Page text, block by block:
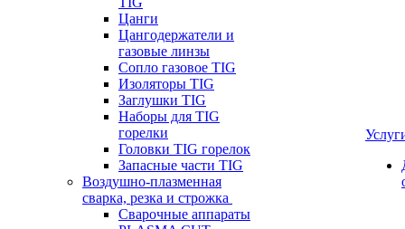
Цанги
Цангодержатели и
газовые линзы
Сопло газовое TIG
Изоляторы TIG
Заглушки TIG
Наборы для TIG
горелки
Головки TIG горелок
Запасные части TIG
Воздушно-плазменная
сварка, резка и строжка
Сварочные аппараты